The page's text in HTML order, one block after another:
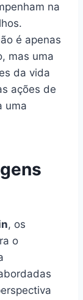
na
é apenas
mas uma
da vida
ações de
uma
, os
o